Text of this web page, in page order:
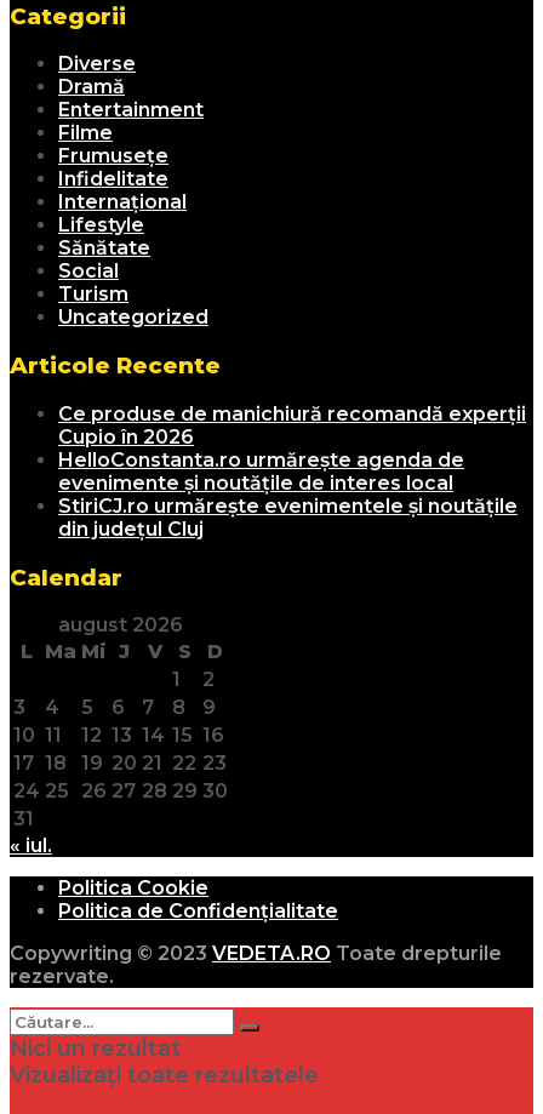
Categorii
Diverse
Dramă
Entertainment
Filme
Frumusețe
Infidelitate
Internațional
Lifestyle
Sănătate
Social
Turism
Uncategorized
Articole Recente
Ce produse de manichiură recomandă experții
Cupio în 2026
HelloConstanta.ro urmărește agenda de
evenimente și noutățile de interes local
StiriCJ.ro urmărește evenimentele și noutățile
din județul Cluj
Calendar
august 2026
L Ma Mi J V S
D
1
2
3
4 5 6 7 8
9
10 11 12 13 14 15 16
17 18 19 20 21 22 23
24 25 26 27 28 29 30
31
« iul.
Politica Cookie
Politica de Confidențialitate
Copywriting © 2023 VEDETA.RO Toate drepturile
rezervate.
Nici un rezultat
Vizualizați toate rezultatele